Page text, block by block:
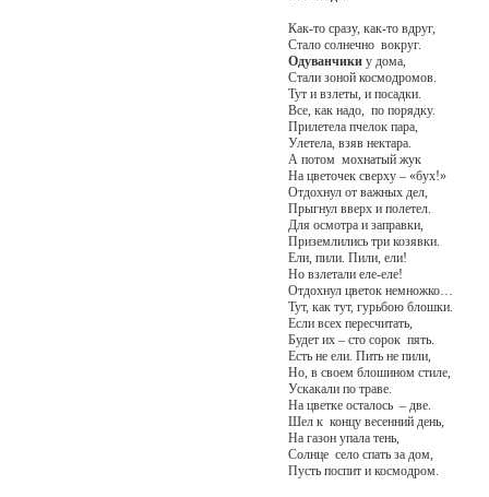
Как-то сразу, как-то вдруг,
Стало солнечно вокруг.
Одуванчикиу дома,
Стали зоной космодромов.
Тут и взлеты, и посадки.
Все, как надо, по порядку.
Прилетела пчелок пара,
Улетела, взяв нектара.
А потом мохнатый жук
На цветочек сверху – «бух!»
Отдохнул от важных дел,
Прыгнул вверх и полетел.
Для осмотра и заправки,
Приземлились три козявки.
Ели, пили. Пили, ели!
Но взлетали еле-еле!
Отдохнул цветок немножко…
Тут, как тут, гурьбою блошки.
Если всех пересчитать,
Будет их – сто сорок пять.
Есть не ели. Пить не пили,
Но, в своем блошином стиле,
Ускакали по траве.
На цветке осталось – две.
Шел к концу весенний день,
На газон упала тень,
Солнце село спать за дом,
Пусть поспит и космодром.